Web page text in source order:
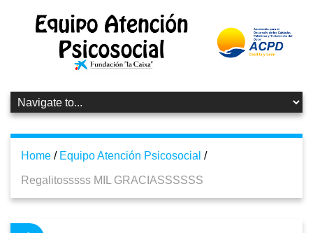
Home / Equipo Atención Psicosocial /
Regalitosssss MIL GRACIASSSSSS